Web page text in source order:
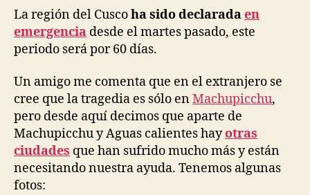
La región del Cuscoha sido declaradaen
emergencia desde el martes pasado, este
periodo será por 60 días.
Un amigo me comenta que en el extranjero se
cree que la tragedia es sólo enMachupicchu,
pero desde aquí decimos que aparte de
Machupicchu y Aguas calientes hayotras
ciudades que han sufrido mucho más y están
necesitando nuestra ayuda. Tenemos algunas
fotos: